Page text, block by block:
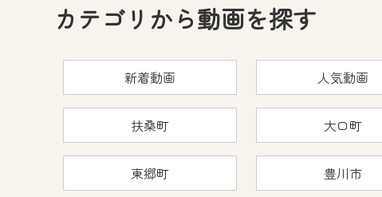
カテゴリから動画を探す
新着動画 人気動画
扶桑町 大口町
東郷町 豊川市